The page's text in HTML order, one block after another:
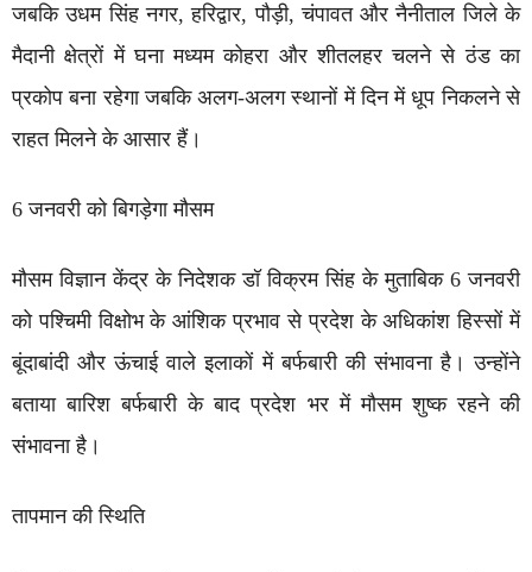
जबकि उधम सिंह नगर, हरिद्वार, पौड़ी, चंपावत और नैनीताल जिले के
मैदानी क्षेत्रों में घना मध्यम कोहरा और शीतलहर चलने से ठंड का
प्रकोप बना रहेगा जबकि अलग-अलग स्थानों में दिन में धूप निकलने से
राहत मिलने के आसार हैं।
6 जनवरी को बिगड़ेगा मौसम
मौसम विज्ञान केंद्र के निदेशक डॉ विक्रम सिंह के मुताबिक 6 जनवरी
को पश्चिमी विक्षोभ के आंशिक प्रभाव से प्रदेश के अधिकांश हिस्सों में
बूंदाबांदी और ऊंचाई वाले इलाकों में बर्फबारी की संभावना है। उन्होंने
बताया बारिश बर्फबारी के बाद प्रदेश भर में मौसम शुष्क रहने की
संभावना है।
तापमान की स्थिति